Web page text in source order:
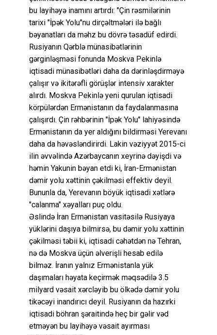
bu layihəyə inamını artırdı: "Çin rəsmilərinin
tarixi "İpək Yolu"nu dirçəltmələri ilə bağlı
bəyanatları da məhz bu dövrə təsadüf edirdi.
Rusiyanın Qərblə münasibətlərinin
gərginləşməsi fonunda Moskva Pekinlə
iqtisadi münasibətləri daha da dərinləşdirməyə
çalışır və ikitərəfli görüşlər intensiv xarakter
alırdı. Moskva Pekinlə yeni qurulan iqtisadi
körpülərdən Ermənistanın da faydalanmasına
çalışırdı. Çin rəhbərinin "İpək Yolu" lahiyəsində
Ermənistanın da yer aldığını bildirməsi Yerevanı
daha da həvəsləndirirdi. Lakin vəziyyət 2015-ci
ilin əvvəlində Azərbaycanın xeyrinə dəyişdi və
həmin Yakunin bəyan etdi ki, İran-Ermənistan
dəmir yolu xəttinin çəkilməsi effektiv deyil.
Bununla da, Yerevanın böyük iqtisadi xətlərə
"calanma" xəyalları puç oldu.
Əslində İran Ermənistan vasitəsilə Rusiyaya
yüklərini daşıya bilmirsə, bu dəmir yolu xəttinin
çəkilməsi təbii ki, iqtisadi cəhətdən nə Tehran,
nə də Moskva üçün əlverişli hesab edilə
bilməz. İranın yalnız Ermənistanla yük
daşımaları həyata keçirmək məqsədilə 3.5
milyard vəsait xərcləyib bu ölkədə dəmir yolu
tikəcəyi inandırıcı deyil. Rusiyanın da hazırki
iqtisadi böhran şəraitində heç bir gəlir vəd
etməyən bu layihəyə vəsait ayırması